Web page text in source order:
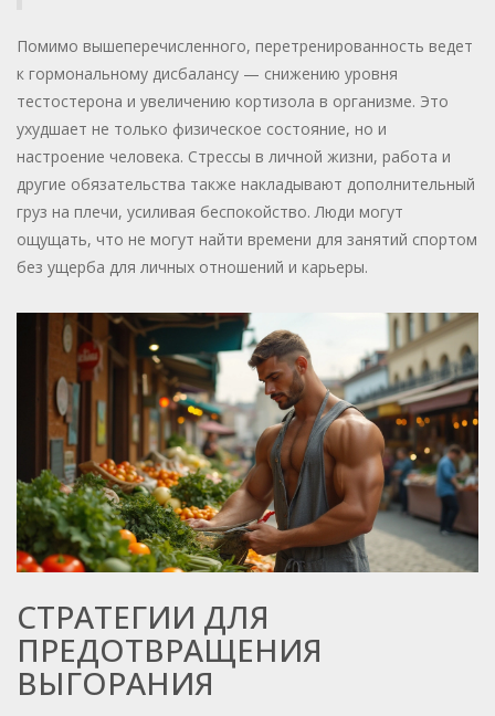
Помимо вышеперечисленного, перетренированность ведет
к гормональному дисбалансу — снижению уровня
тестостерона и увеличению кортизола в организме. Это
ухудшает не только физическое состояние, но и
настроение человека. Стрессы в личной жизни, работа и
другие обязательства также накладывают дополнительный
груз на плечи, усиливая беспокойство. Люди могут
ощущать, что не могут найти времени для занятий спортом
без ущерба для личных отношений и карьеры.
СТРАТЕГИИ ДЛЯ
ПРЕДОТВРАЩЕНИЯ
ВЫГОРАНИЯ